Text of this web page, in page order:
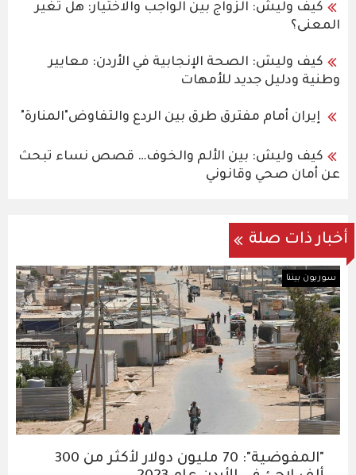
كيف وليش: الزواج بين الواجب والاختيار: هل تغير
المعنى؟
كيف وليش: الصحة الإنجابية في الأردن: معايير
وطنية ودليل جديد للأمهات
إيران أمام مفترق طرق بين الردع والتفاوض"المنارة"
كيف وليش: بين الألم والخوف… قصص نساء تبحث
عن أمان صحي وقانوني
أخبار ذات صلة
سوريون بيننا
"المفوضية": 70 مليون دولار لأكثر من 300